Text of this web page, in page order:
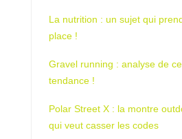
La nutrition : un sujet qui
place !
Gravel running : analyse de
tendance !
Polar Street X : la montre
qui veut casser les codes